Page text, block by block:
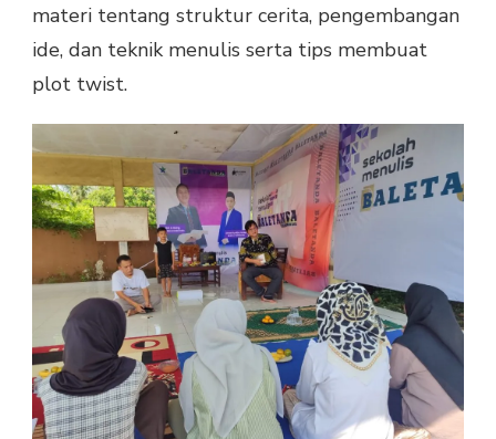
materi tentang struktur cerita, pengembangan
ide, dan teknik menulis serta tips membuat
plot twist.